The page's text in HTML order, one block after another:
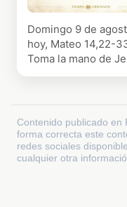
Domingo 9 de
hoy, Mateo 14,22-
Toma la mano de
Contenido publicado en
forma correcta este
redes sociales
cualquier otra